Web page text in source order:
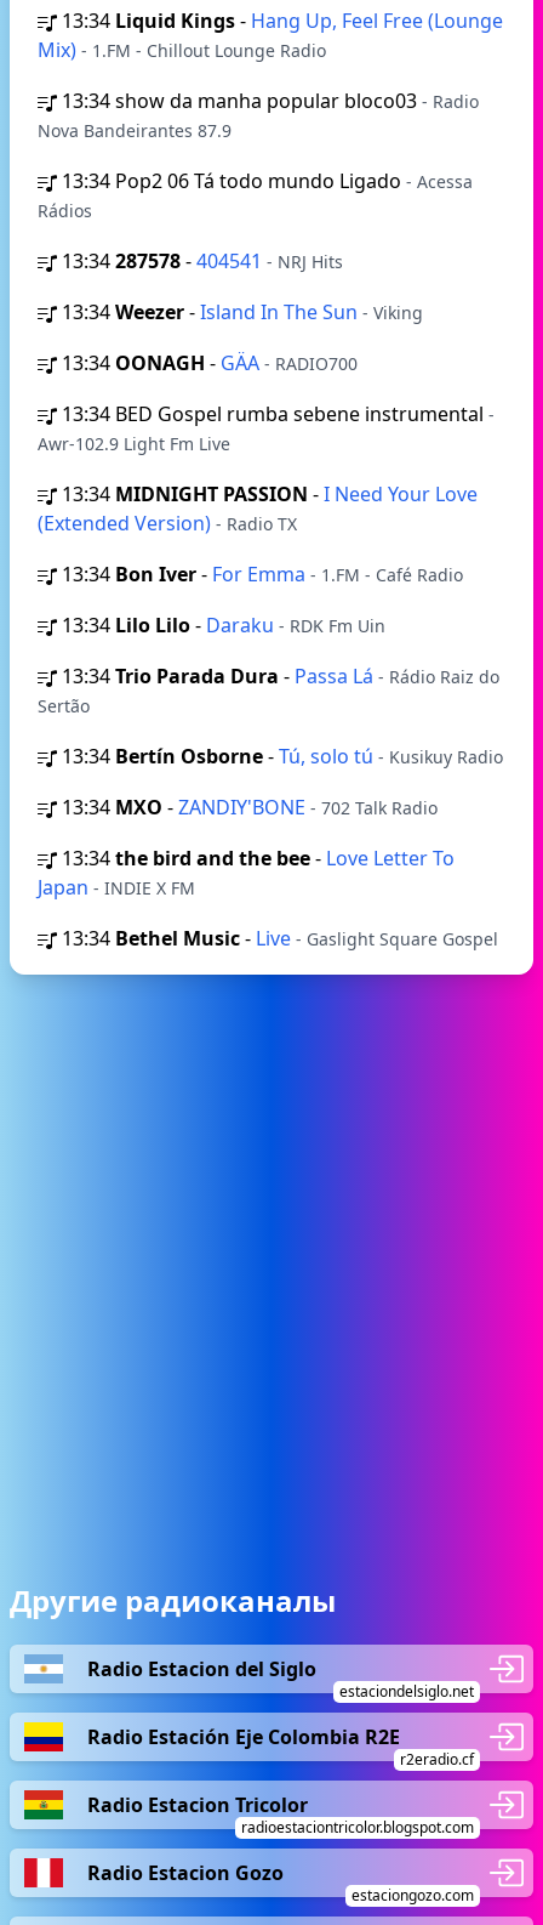
13:34 Liquid Kings- Hang Up, Feel Free (Lounge
Mix) - 1.FM - Chillout Lounge Radio
13:34show da manha popular bloco03 - Radio
Nova Bandeirantes 87.9
13:34 Pop2 06 Tá todo mundo Ligado - Acessa
Rádios
13:34287578-404541 - NRJ Hits
13:34Weezer-Island In The Sun - Viking
13:34 OONAGH - GÄA - RADIO700
13:34 BED Gospel rumba sebene instrumental -
Awr-102.9 Light Fm Live
13:34 MIDNIGHT PASSION -I Need Your Love
(Extended Version) - Radio TX
13:34 Bon Iver- For Emma - 1.FM - Café Radio
13:34 Lilo Lilo- Daraku - RDK Fm Uin
13:34Trio Parada Dura - Passa Lá - Rádio Raiz do
Sertão
13:34 Bertín Osborne-Tú, solo tú - Kusikuy Radio
13:34 MXO -ZANDIY'BONE - 702 Talk Radio
13:34the bird and the bee- Love Letter To
Japan - INDIE X FM
13:34 Bethel Music- Live - Gaslight Square Gospel
Другие радиоканалы
Radio Estacion del Siglo
estaciondelsiglo.net
Radio Estación Eje Colombia R2E
r2eradio.cf
Radio Estacion Tricolor
radioestaciontricolor.blogspot.com
Radio Estacion Gozo
estaciongozo.com